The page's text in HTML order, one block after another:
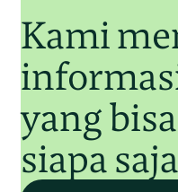
Kami
yang
siapa saja